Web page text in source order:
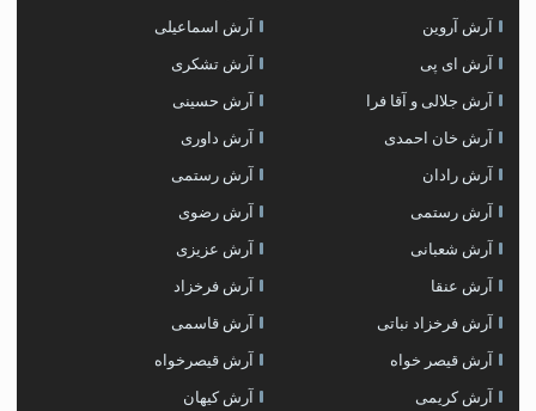
آرش آروین آرش اسماعیلی
آرش ای پی آرش تشکری
آرش جلالی و آقا فرا آرش حسینی
آرش خان احمدی آرش داوری
آرش رادان آرش رستمى
آرش رستمی آرش رضوی
آرش شعبانی آرش عزیزی
آرش عنقا آرش فرخزاد
آرش فرخزاد نباتی آرش قاسمی
آرش قیصر خواه آرش قیصرخواه
آرش کریمی آرش کیهان